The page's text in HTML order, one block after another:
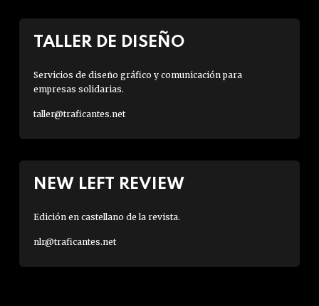
TALLER DE DISEÑO
Servicios de diseño gráfico y comunicación para
empresas solidarias.
taller@traficantes.net
NEW LEFT REVIEW
Edición en castellano de la revista.
nlr@traficantes.net